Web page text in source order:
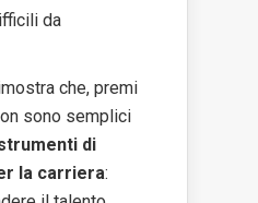
da
che, premi
sono semplici
di
la carriera: